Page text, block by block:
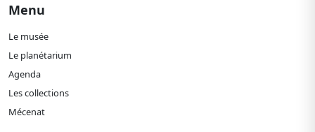
Menu
Le musée
Le planétarium
Agenda
Les collections
Mécenat